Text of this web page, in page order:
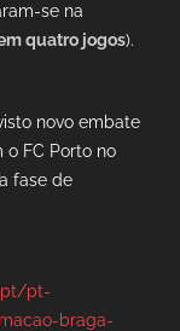
se na
quatro jogos).
novo embate
o FC Porto no
fase de
pt-
braga-